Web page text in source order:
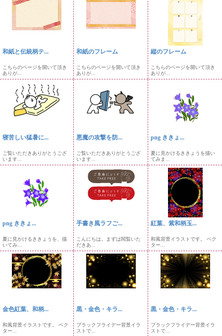
和紙と伝統柄テ...
こちらのページを開いて頂き
ありが...
和紙のフレーム
こちらのページを開いて頂き
ありが...
縦のフレーム
こちらのページを開いて頂き
ありが...
寝苦しい猛暑に...
ご覧いただきありがとうござ
います...
悪魔の攻撃を防...
ご覧いただきありがとうござ
います...
png ききょ...
夏に見かけるききょうを描い
てみま...
png ききょ...
夏に見かけるききょうを、描
いてみ...
手書き風ラフご...
こんにちは。まずは閲覧いた
だきあ...
紅葉、紫和柄玉...
和風背景イラストです。 ベク
ター...
金色紅葉、和柄...
和風背景イラストです。 ベク
ター...
黒・金色・キラ...
ブラックフライデー背景イラ
ストで...
黒・金色・キラ...
ブラックフライデー背景イラ
ストで...